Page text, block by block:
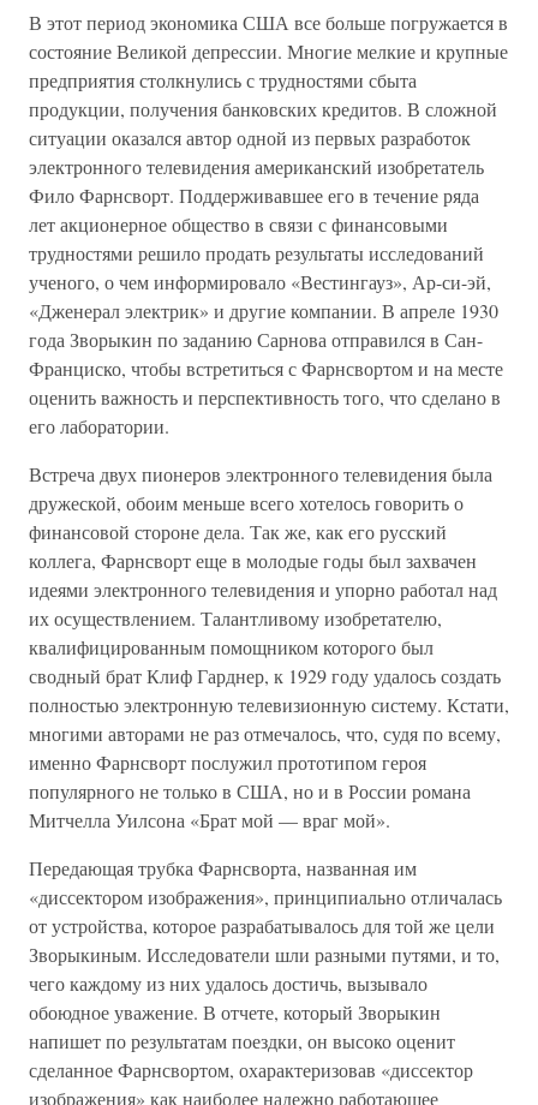
В этот период экономика США все больше погружается в
состояние Великой депрессии. Многие мелкие и крупные
предприятия столкнулись с трудностями сбыта
продукции, получения банковских кредитов. В сложной
ситуации оказался автор одной из первых разработок
электронного телевидения американский изобретатель
Фило Фарнсворт. Поддерживавшее его в течение ряда
лет акционерное общество в связи с финансовыми
трудностями решило продать результаты исследований
ученого, о чем информировало «Вестингауз», Ар-си-эй,
«Дженерал электрик» и другие компании. В апреле 1930
года Зворыкин по заданию Сарнова отправился в Сан-
Франциско, чтобы встретиться с Фарнсвортом и на месте
оценить важность и перспективность того, что сделано в
его лаборатории.
Встреча двух пионеров электронного телевидения была
дружеской, обоим меньше всего хотелось говорить о
финансовой стороне дела. Так же, как его русский
коллега, Фарнсворт еще в молодые годы был захвачен
идеями электронного телевидения и упорно работал над
их осуществлением. Талантливому изобретателю,
квалифицированным помощником которого был
сводный брат Клиф Гарднер, к 1929 году удалось создать
полностью электронную телевизионную систему. Кстати,
многими авторами не раз отмечалось, что, судя по всему,
именно Фарнсворт послужил прототипом героя
популярного не только в США, но и в России романа
Митчелла Уилсона «Брат мой — враг мой».
Передающая трубка Фарнсворта, названная им
«диссектором изображения», принципиально отличалась
от устройства, которое разрабатывалось для той же цели
Зворыкиным. Исследователи шли разными путями, и то,
чего каждому из них удалось достичь, вызывало
обоюдное уважение. В отчете, который Зворыкин
напишет по результатам поездки, он высоко оценит
сделанное Фарнсвортом, охарактеризовав «диссектор
изображения» как наиболее надежно работающее